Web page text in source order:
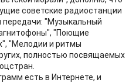
советские радиостанции
передачи: "Музыкальный
"Поющие
"Мелодии и ритмы
полностью посвящаемых
есть в Интернете, и